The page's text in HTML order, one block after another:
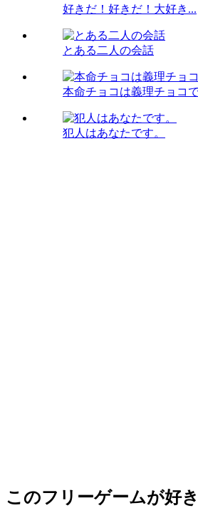
好きだ！好きだ！大好き...
とある二人の会話
本命チョコは義理チョコ
犯人はあなたです。
このフリーゲームが好